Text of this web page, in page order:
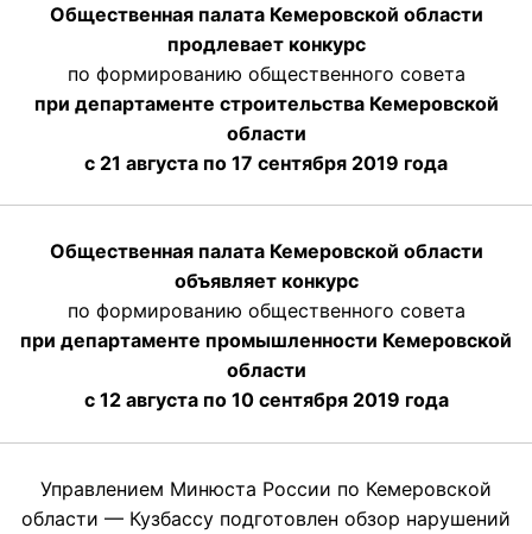
Общественная палата Кемеровской области
продлевает конкурс
по формированию общественного совета
при департаменте строительства Кемеровской
области
с 21 августа по 17 сентября 2019 года
Общественная палата Кемеровской области
объявляет конкурс
по формированию общественного совета
при департаменте промышленности Кемеровской
области
с 12 августа по 10 сентября 2019 года
Управлением Минюста России по Кемеровской
области — Кузбассу подготовлен обзор нарушений